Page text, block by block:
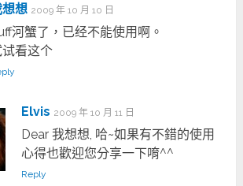
想 2009 年 10 月 10 日
河蟹了，已经不能使用啊。
看这个
Elvis 2009 年 10 月 11 日
Dear 我想想, 哈~如果有不錯的使用
心得也歡迎您分享一下唷^^
Reply